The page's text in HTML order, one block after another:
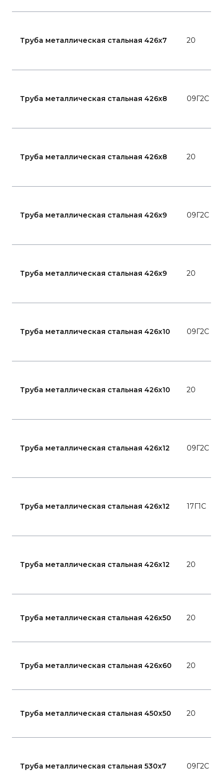
Труба металлическая стальная 426x7 20
Труба металлическая стальная 426x8 09Г2С
Труба металлическая стальная 426x8 20
Труба металлическая стальная 426x9 09Г2С
Труба металлическая стальная 426x9 20
Труба металлическая стальная 426x10 09Г2С
Труба металлическая стальная 426x10 20
Труба металлическая стальная 426x12 09Г2С
Труба металлическая стальная 426x12 17Г1С
Труба металлическая стальная 426x12 20
Труба металлическая стальная 426x50 20
Труба металлическая стальная 426x60 20
Труба металлическая стальная 450x50 20
Труба металлическая стальная 530x7 09Г2С